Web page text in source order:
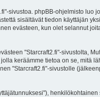
sivustoa. phpBB-ohjelmisto luo
sisältävät tiedon käyttäjän
evästeen, kun olet selannut
"Starcraft2.fi"-sivustolta,
keräämme tietoa on se, mitä
"Starcraft2.fi"-sivustolle